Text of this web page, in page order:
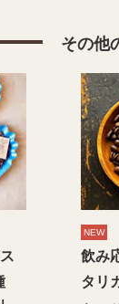
その他
NEW
飲み
タリ